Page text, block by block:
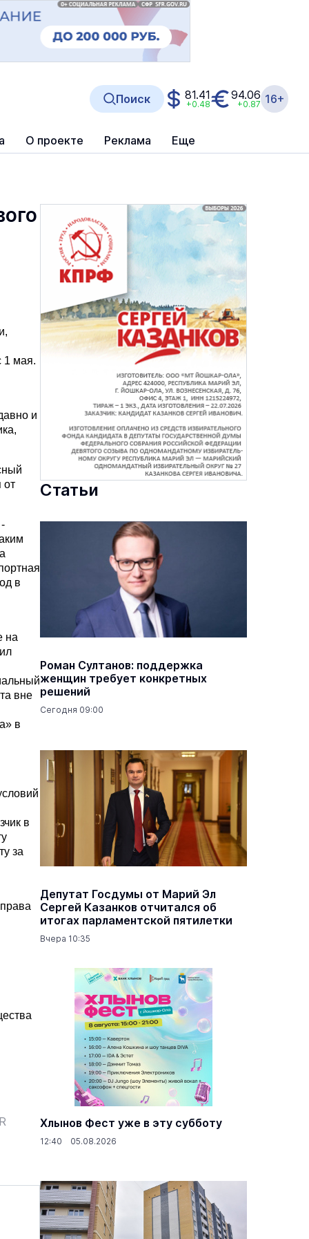
О проекте Реклама Еще
Поиск 81.41
+0.48
94.06
+0.87 16+
1 мая.
и
от
в
на
вне
в
в
за
Статьи
Роман Султанов: поддержка
женщин требует конкретных
решений
Сегодня 09:00
Депутат Госдумы от Марий Эл
Сергей Казанков отчитался об
итогах парламентской пятилетки
Вчера 10:35
Хлынов Фест уже в эту субботу
12:40 05.08.2026